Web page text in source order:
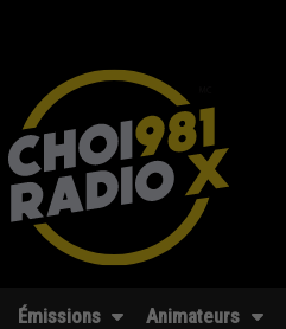
Émissions Animateurs